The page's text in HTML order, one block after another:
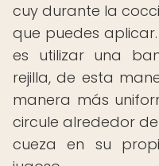
cuy durante la
que puedes
es utilizar una
rejilla, de esta
manera más
circule alrededor
cueza en su